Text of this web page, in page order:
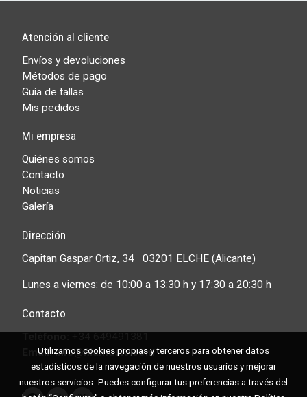
Atención al cliente
Envíos y devoluciones
Métodos de pago
Guía de tallas
Mis pedidos
Mi empresa
Quiénes somos
Contacto
Noticias
Galería
Dirección
Capitan Gaspar Ortiz, 34 03201 ELCHE (Alicante)
Lunes a viernes: de 10:00 a 13:30 h y 17:30 a 20:30 h
Contacto
Email: info@filamusic.com
Utilizamos cookies propias y terceros para obtener datos
estadísticos de la navegación de nuestros usuarios y mejorar
nuestros servicios. Puedes configurar tus preferencias a través del